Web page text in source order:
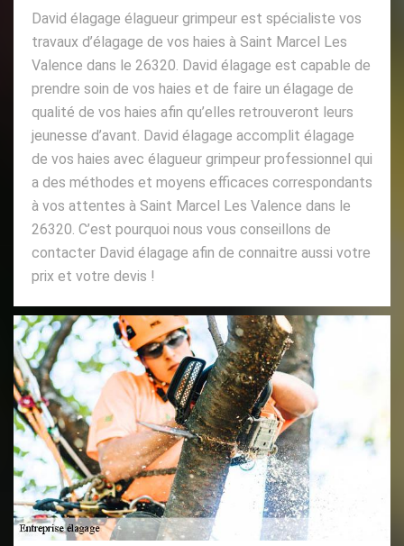
David élagage élagueur grimpeur est spécialiste vos
travaux d’élagage de vos haies à Saint Marcel Les
Valence dans le 26320. David élagage est capable de
prendre soin de vos haies et de faire un élagage de
qualité de vos haies afin qu’elles retrouveront leurs
jeunesse d’avant. David élagage accomplit élagage
de vos haies avec élagueur grimpeur professionnel qui
a des méthodes et moyens efficaces correspondants
à vos attentes à Saint Marcel Les Valence dans le
26320. C’est pourquoi nous vous conseillons de
contacter David élagage afin de connaitre aussi votre
prix et votre devis !